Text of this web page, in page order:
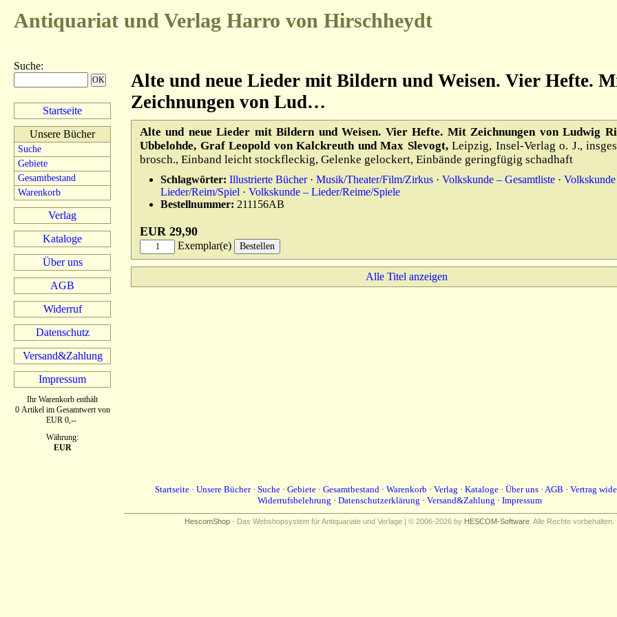
Antiquariat und Verlag Harro von Hirschheydt
Suche:
Startseite
Unsere Bücher
Suche
Gebiete
Gesamtbestand
Warenkorb
Verlag
Kataloge
Über uns
AGB
Widerruf
Datenschutz
Versand&Zahlung
Impressum
Ihr Warenkorb enthält
0 Artikel im Gesamtwert von
EUR 0,--
Währung:
EUR
Alte und neue Lieder mit Bildern und Weisen. Vier Hefte.
Zeichnungen von Lud…
Alte und neue Lieder mit Bildern und Weisen. Vier Hefte. Mit Zeichnungen von Ludwig
Ubbelohde, Graf Leopold von Kalckreuth und Max Slevogt,Leipzig, Insel-Verlag o. J.,
brosch., Einband leicht stockfleckig, Gelenke gelockert, Einbände geringfügig schadhaft
Schlagwörter: Illustrierte Bücher· Musik/Theater/Film/Zirkus · Volkskunde – Gesamtliste ·
Lieder/Reim/Spiel · Volkskunde – Lieder/Reime/Spiele
Bestellnummer: 211156AB
EUR 29,90
Exemplar(e)
Alle Titel anzeigen
Startseite · Unsere Bücher· Suche · Gebiete · Gesamtbestand · Warenkorb · Verlag · Kataloge · Über uns · AGB · Vertrag
Widerrufsbelehrung · Datenschutzerklärung · Versand&Zahlung · Impressum
HescomShop - Das Webshopsystem für Antiquariate und Verlage | © 2006-2026 by HESCOM-Software . Alle Rechte vorbehalten.